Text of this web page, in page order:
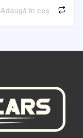
Adaugă în coș